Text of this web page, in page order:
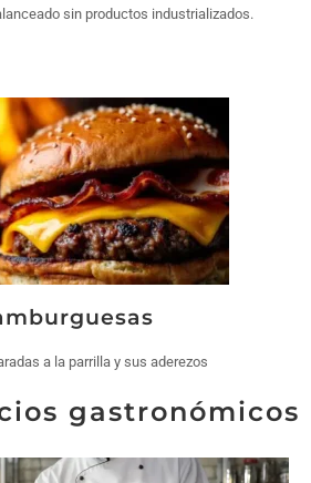
sin productos industrializados.
a la parrilla y sus aderezos
gastronómicos